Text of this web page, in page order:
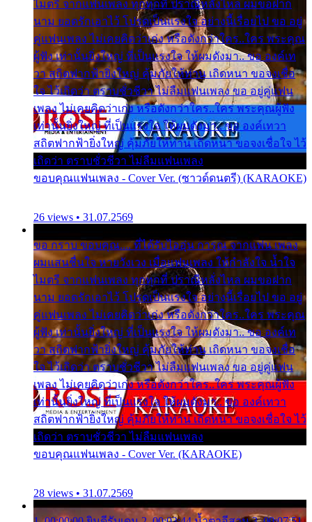
ไมตรี จากแฟนเพลง ทุกทุกที่ ปราณีหลั่งไหล ผมขอฝาก
นาม ยอดรักเอาไว้ โปรดเป็นแรงใจ อย่างนี้เรื่อยไป ขอ อยู่
คู่แฟนเพลง ไม่เคยคิดว่าเก่ง หรือดังกว่าใคร..ใคร พระคุณ
ผู้ฟัง เท่านั้นยิ่งใหญ่ ที่เป็นแรงใจ ให้ผมดังมา.. ขอ องค์เท
วา สถิตฟากฟ้ายิ่งใหญ่ คุ้มภัยให้ท่าน เถิดหนา ขอจงเชื่อ
ใจ ไว้เถิดว่า ตราบชั่วชีวา ไม่ลืมแฟนเพลง ขอ อยู่คู่แฟน
เพลง ไม่เคยคิดว่าเก่ง หรือดังกว่าใคร..ใคร พระคุณผู้ฟัง
เท่านั้นยิ่งใหญ่ ที่เป็นแรงใจ ให้ผมดังมา.. ขอ องค์เทวา
สถิตฟากฟ้ายิ่งใหญ่ คุ้มภัยให้ท่าน เถิดหนา ขอจงเชื่อใจ ไว้
เถิดว่า ตราบชั่วชีวา ไม่ลืมแฟนเพลง
ขอบคุณแฟนเพลง - Cover Ver. (ซาวด์ดนตรี) (KARAOKE)
26 views • 31.07.2569
ขอ กราบ ขอบคุณ.... ที่ได้รับไออุ่น การุณ จากแฟน เพลง
ผมแสนชื่นใจ หายวังเวง เมื่อแฟนเพลง ให้กำลังใจ น้ำใจ
ไมตรี จากแฟนเพลง ทุกทุกที่ ปราณีหลั่งไหล ผมขอฝาก
นาม ยอดรักเอาไว้ โปรดเป็นแรงใจ อย่างนี้เรื่อยไป ขอ อยู่
คู่แฟนเพลง ไม่เคยคิดว่าเก่ง หรือดังกว่าใคร..ใคร พระคุณ
ผู้ฟัง เท่านั้นยิ่งใหญ่ ที่เป็นแรงใจ ให้ผมดังมา.. ขอ องค์เท
วา สถิตฟากฟ้ายิ่งใหญ่ คุ้มภัยให้ท่าน เถิดหนา ขอจงเชื่อ
ใจ ไว้เถิดว่า ตราบชั่วชีวา ไม่ลืมแฟนเพลง ขอ อยู่คู่แฟน
เพลง ไม่เคยคิดว่าเก่ง หรือดังกว่าใคร..ใคร พระคุณผู้ฟัง
เท่านั้นยิ่งใหญ่ ที่เป็นแรงใจ ให้ผมดังมา.. ขอ องค์เทวา
สถิตฟากฟ้ายิ่งใหญ่ คุ้มภัยให้ท่าน เถิดหนา ขอจงเชื่อใจ ไว้
เถิดว่า ตราบชั่วชีวา ไม่ลืมแฟนเพลง
ขอบคุณแฟนเพลง - Cover Ver. (KARAOKE)
28 views • 31.07.2569